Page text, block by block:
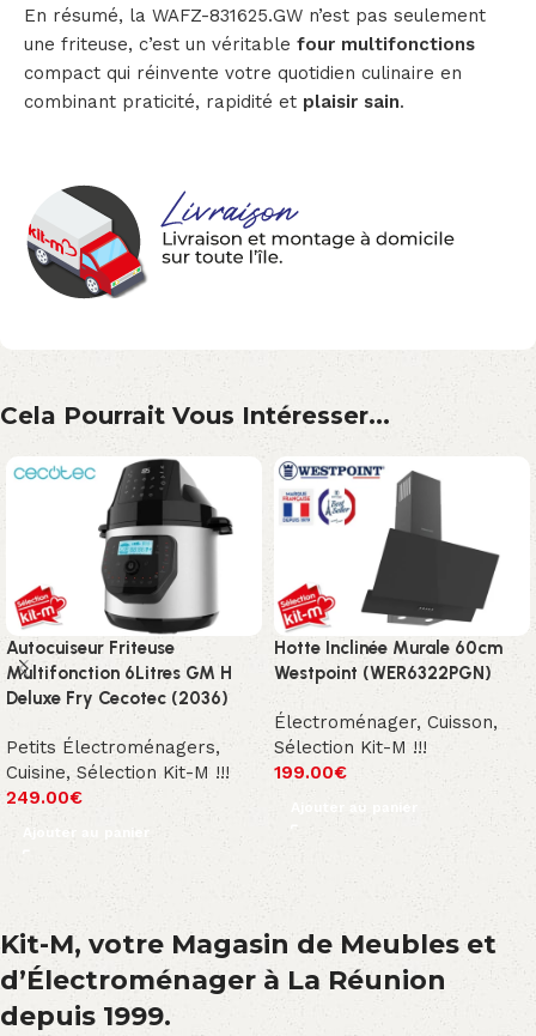
En résumé, la WAFZ-831625.GW n’est pas seulement
une friteuse, c’est un véritable four multifonctions
compact qui réinvente votre quotidien culinaire en
combinant praticité, rapidité et plaisir sain.
Cela Pourrait Vous Intéresser...
Autocuiseur Friteuse
Multifonction 6Litres GM H
Deluxe Fry Cecotec (2036)
Petits Électroménagers,
Cuisine, Sélection Kit-M !!!
249.00€
Ajouter au panier
Hotte Inclinée Murale 60cm
Westpoint (WER6322PGN)
Électroménager, Cuisson,
Sélection Kit-M !!!
199.00€
Ajouter au panier
Kit-M, votre Magasin de Meubles et
d’Électroménager à La Réunion
depuis 1999.